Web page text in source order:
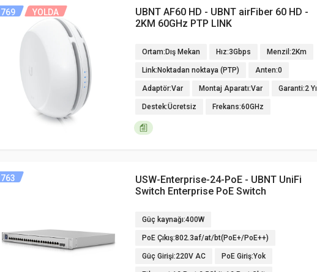
YOLDA
UBNT AF60 HD - UBNT airFiber 60 HD -
2KM 60GHz PTP LINK
Ortam:Dış Mekan Hız:3Gbps Menzil:2Km
Link:Noktadan noktaya (PTP) Anten:0
Adaptör:Var Montaj Aparatı:Var Garanti:2 Yıl
Destek:Ücretsiz Frekans:60GHz
USW-Enterprise-24-PoE - UBNT UniFi
Switch Enterprise PoE Switch
Güç kaynağı:400W
PoE Çıkış:802.3af/at/bt(PoE+/PoE++)
Güç Girişi:220V AC PoE Giriş:Yok